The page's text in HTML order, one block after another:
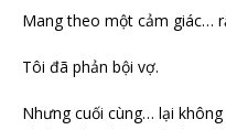
Mang theo một cảm giác…
Tôi đã phản bội vợ.
Nhưng cuối cùng… lại